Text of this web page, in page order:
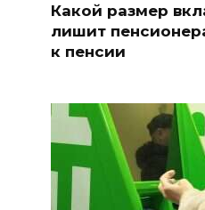
Какой размер
лишит
к пенсии